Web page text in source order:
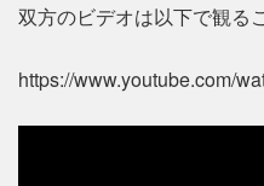
双方のビデオは以下で観る
https://www.youtube.com/